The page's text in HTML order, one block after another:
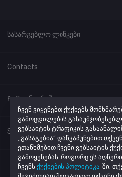
სასარგებლო ლინკები
პროგრამული უზრუნველყოფა
Contacts
მისამართი
ქუთაისი, ჭავჭავაძის #41
ტელეფონი
+995 32 205 43 40
ელ. ფოსტა
info@netmarket.ge
Ჩემი ანგარიში
შესვლა
შეკვეთების ისტორია
რჩეული პროდუქტების სია
Seller Zone
Become A Seller მაღაზიის
ჩვენ ვიყენებთ ქუქიებს
გამოცდილების
ვებსაიტის ტრაფიკის
„გასაგებია“ დაწკაპუნებით თქვენ
ეთანხმებით ჩვენი ვებსაიტის
გამოყენებას, როგორც ეს
ჩვენს ქუქიების პოლიტიკა-ში.